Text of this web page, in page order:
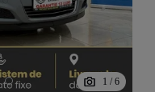
1 / 6